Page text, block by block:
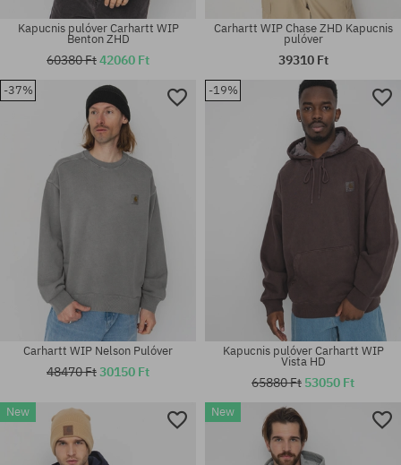
Elérhető méretek:
Elérhető méretek:
Elérhető méretek:
Kapucnis pulóver Carhartt WIP
Benton ZHD
60380 Ft42060 Ft
Elérhető méretek:
M; L; XL; XXL
Carhartt WIP Chase ZHD Kapucnis
pulóver
39310 Ft
-37%
Carhartt WIP Nelson Pulóver
48470 Ft30150 Ft
-19%
Kapucnis pulóver Carhartt WIP
Vista HD
65880 Ft 53050 Ft
New New